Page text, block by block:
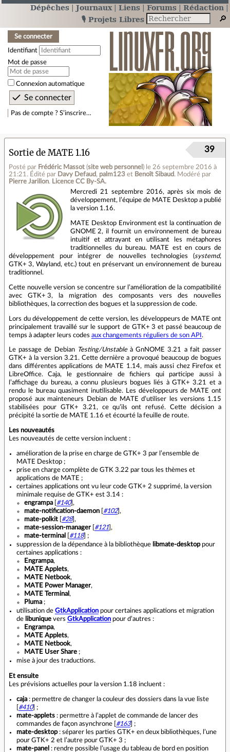
Dépêches Journaux Liens Forums
Rédaction
🎙️ Projets Libres
Se connecter
Identifiant
Mot de passe
Connexion automatique
Pas de compte ? S’inscrire…
Sortie de MATE 1.16
Posté par Frédéric Massot (site web personnel ) le 26 septembre 2016 à
21:21 . Édité par Davy Defaud, palm123 et Benoît Sibaud. Modéré par
Pierre Jarillon. Licence CC By‑SA.
39
Mercredi 21 septembre 2016, après six mois de
développement, l’équipe de MATE Desktop a publié
la version 1.16.
MATE Desktop Environment est la continuation de
GNOME 2, il fournit un environnement de bureau
intuitif et attrayant en utilisant les métaphores
traditionnelles du bureau. MATE est en cours de
développement pour intégrer de nouvelles technologies (systemd,
GTK+ 3, Wayland, etc.) tout en préservant un environnement de bureau
traditionnel.
Cette nouvelle version se concentre sur l’amélioration de la compatibilité
avec GTK+ 3, la migration des composants vers des nouvelles
bibliothèques, la correction des bogues et la suppression de code.
Lors du développement de cette version, les développeurs de MATE ont
principalement travaillé sur le support de GTK+ 3 et passé beaucoup de
temps à adapter leurs codes aux changements réguliers de son API .
Le passage de Debian Testing/Unstableà GnNOME 3.21 a fait passer
GTK+ à la version 3.21. Cette dernière a provoqué beaucoup de bogues
dans différentes applications de MATE 1.14, mais aussi chez Firefox et
LibreOffice. Caja, le gestionnaire de fichiers qui participe aussi à
l’affichage du bureau, a connu plusieurs bogues liés à GTK+ 3.21 et a
rendu le bureau quasiment inutilisable. Les développeurs de MATE ont
proposé aux mainteneurs Debian de MATE d’utiliser les versions 1.15
stabilisées pour GTK+ 3.21, ce qu’ils ont refusé. Cette décision a
précipité la sortie de MATE 1.16 et écourté la feuille de route.
Les nouveautés
Les nouveautés de cette version incluent :
amélioration de la prise en charge de GTK+ 3 par l’ensemble de
MATE Desktop ;
prise en charge complète de GTK 3.22 par tous les thèmes et
applications de MATE ;
certaines applications ont vu leur code GTK+ 2 supprimé, la version
minimale requise de GTK+ est 3.14 :
engrampa[ #140],
mate-notification-daemon
#102],
mate-polkit
#28],
mate-session-manager[ #121 ],
mate-terminal
#118] ;
suppression de la dépendance à la bibliothèque libmate-desktoppour
certaines applications :
Engrampa,
MATE Applets,
MATE Netbook,
MATE Power Manager,
MATE Terminal ,
Pluma;
utilisation de GtkApplication pour certaines applications et migration
de libunique vers GtkApplication pour d’autres :
Engrampa,
MATE Applets,
MATE Netbook,
MATE User Share ;
mise à jour des traductions.
Et ensuite
Les prévisions actuelles pour la version 1.18 incluent :
caja: permettre de changer la couleur des dossiers dans la vue liste
#410] ;
mate-applets : permettre à l’applet de commande de lancer des
commandes de façon asynchrone [ #163] ;
mate-desktop: séparer les parties GTK+ en deux bibliothèques, l’une
pour GTK+ 2 et l’autre pour GTK+ 3 ;
mate-panel : rendre possible l’usage du tableau de bord en position